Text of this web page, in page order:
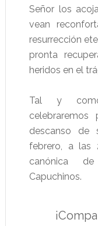
Señor los
vean
resurrección
pronta
heridos en el
Tal y
descanso
febrero, a las
canónica
Capuchinos.